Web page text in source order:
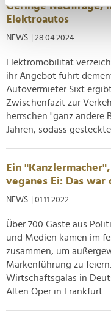
bestimmten
Erfahren Sie mehr
Abschnitt
Wir verwenden
personalisieren,
zu können und die
analysieren.
Verwendung unserer
soziale Medien,
Partner führen diese
weiteren Daten
gesammelt haben.
Geringe Nachfrage,
Elektroautos
NEWS | 28.04.2024
Elektromobilität
ihr Angebot führt
Autovermieter Sixt
Zwischenfazit zur
herrschen "ganz andere
Jahren, sodass gesteckte
Ein
veganes Ei: Das
NEWS | 01.11.2022
Über 700 Gäste aus
und Medien kamen im
zusammen, um
Markenführung zu
Wirtschaftsgalas in
Alten Oper in Frankfurt....